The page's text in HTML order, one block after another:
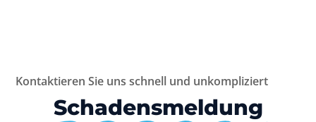
Kontaktieren Sie uns schnell und unkompliziert
Schadensmeldung